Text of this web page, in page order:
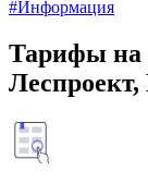
#Информация
Тарифы на